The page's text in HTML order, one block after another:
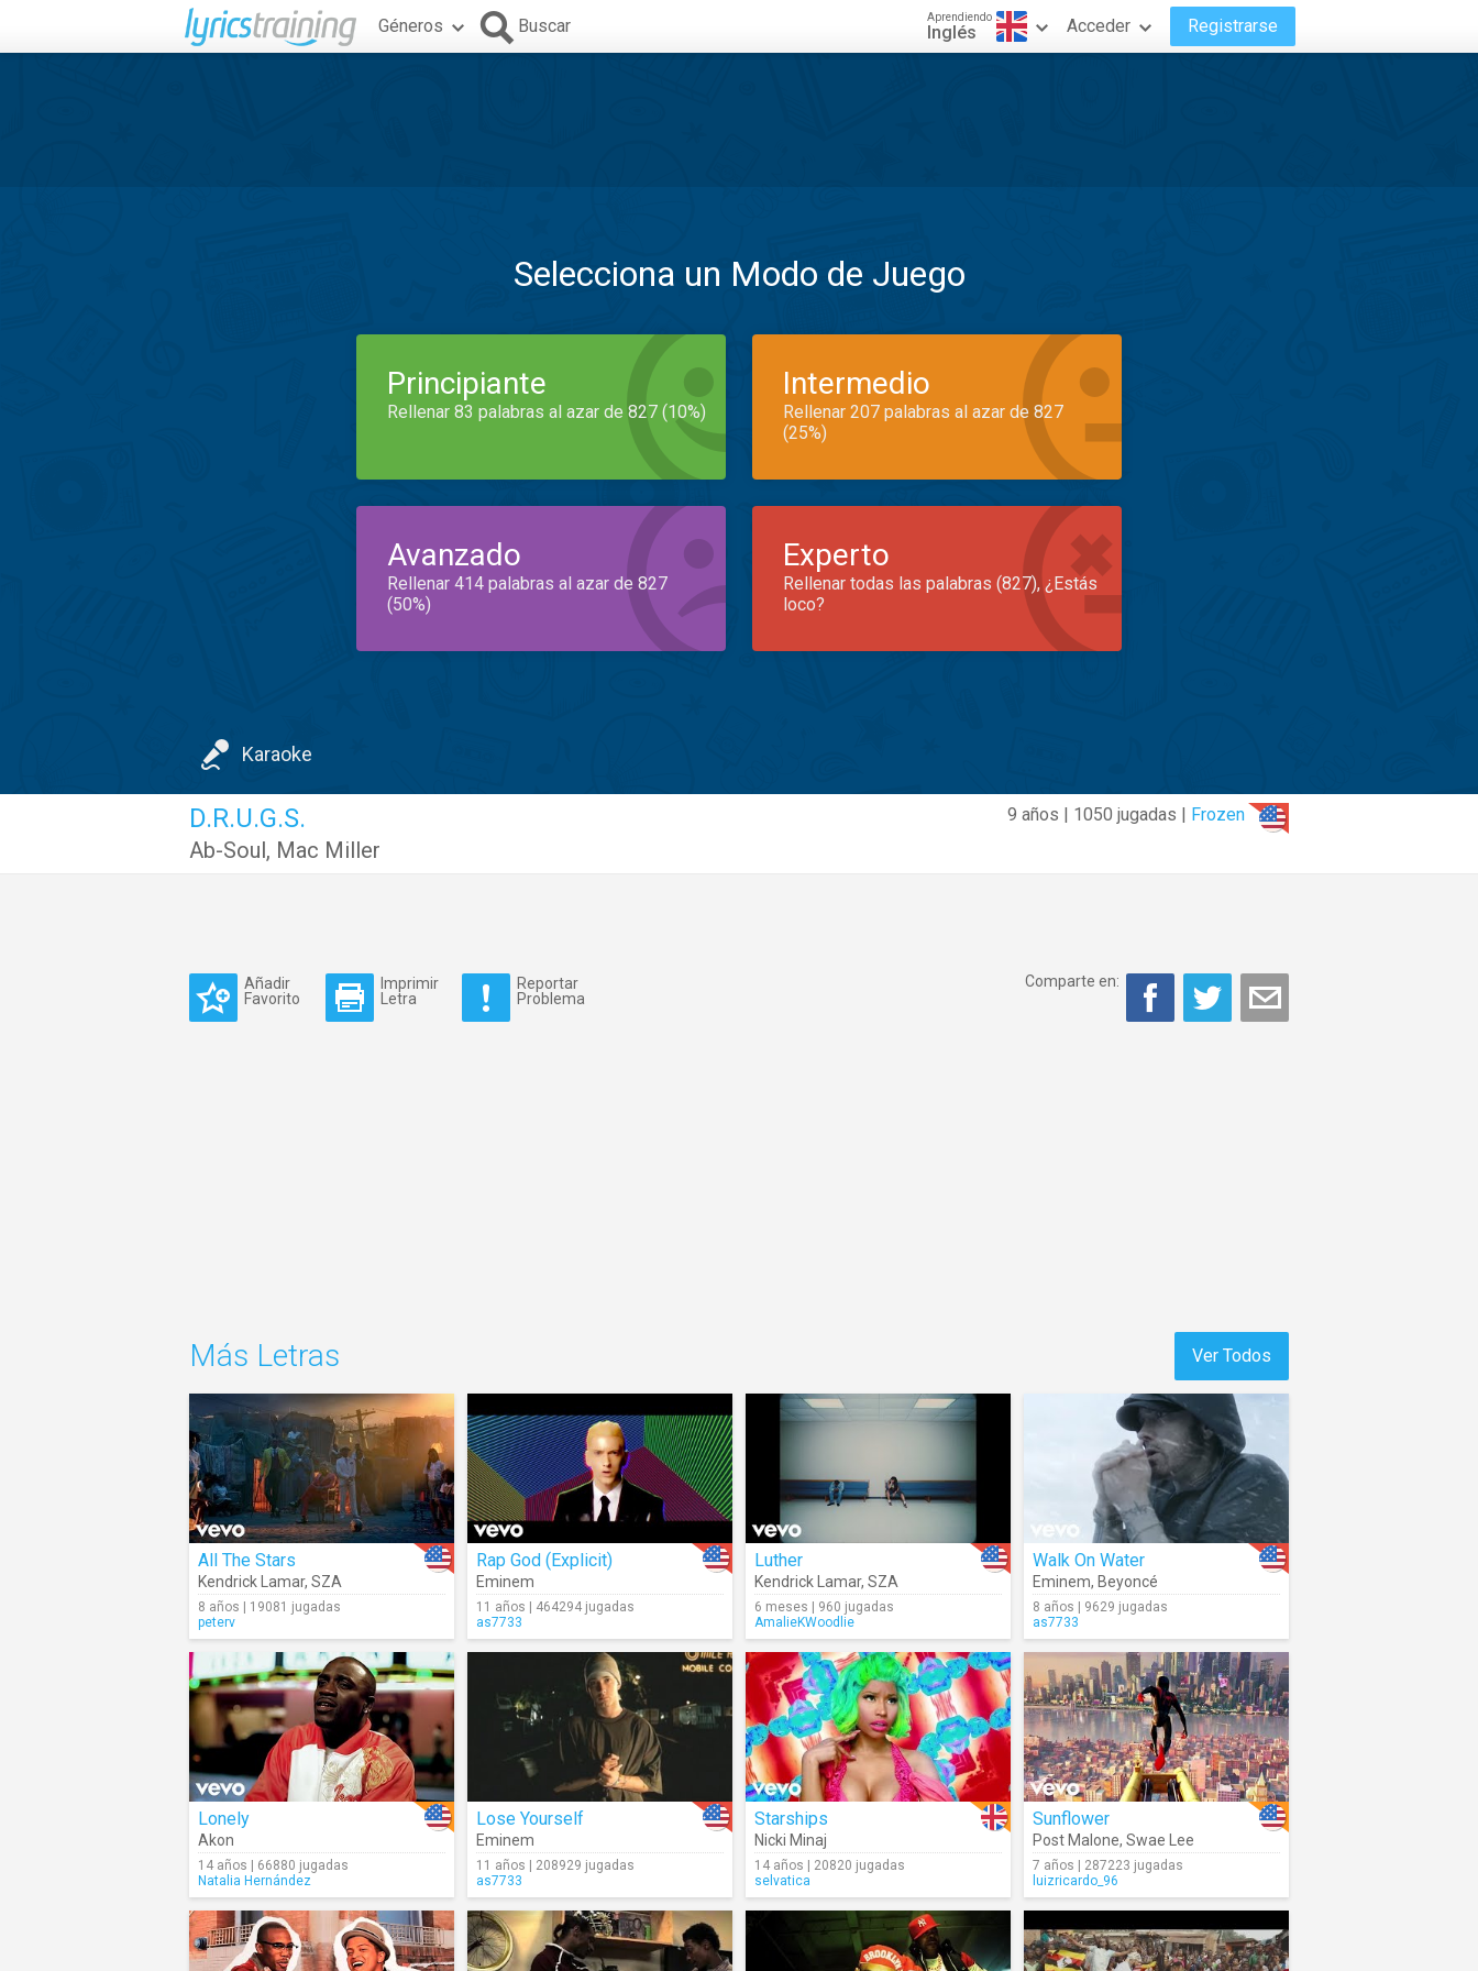
Géneros Buscar Aprendiendo
Inglés Acceder Registrarse
Selecciona un Modo de Juego
Principiante
Rellenar 83 palabras al azar de 827 (10%)
Intermedio
Rellenar 207 palabras al azar de 827
(25%)
Avanzado
Rellenar 414 palabras al azar de 827
(50%)
Experto
Rellenar todas las palabras (827), ¿Estás
loco?
Karaoke
9 años | 1050 jugadas | Frozen
D.R.U.G.S.
Ab-Soul, Mac Miller
Añadir
Favorito
Imprimir
Letra
Reportar
Problema
Comparte en:
Ver Todos
Más Letras
All The Stars
Kendrick Lamar, SZA
8 años | 19081 jugadas
peterv
Rap God (Explicit)
Eminem
11 años | 464294 jugadas
as7733
Luther
Kendrick Lamar, SZA
6 meses | 960 jugadas
AmalieKWoodlie
Walk On Water
Eminem, Beyoncé
8 años | 9629 jugadas
as7733
Lonely
Akon
14 años | 66880 jugadas
Natalia Hernández
Lose Yourself
Eminem
11 años | 208929 jugadas
as7733
Starships
Nicki Minaj
14 años | 20820 jugadas
selvatica
Sunflower
Post Malone, Swae Lee
7 años | 287223 jugadas
luizricardo_96